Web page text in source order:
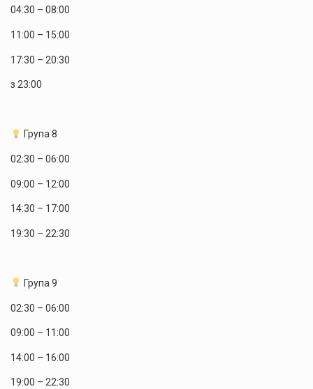
04:30 – 08:00
11:00 – 15:00
17:30 – 20:30
з 23:00
Група 8
02:30 – 06:00
09:00 – 12:00
14:30 – 17:00
19:30 – 22:30
Група 9
02:30 – 06:00
09:00 – 11:00
14:00 – 16:00
19:00 – 22:30